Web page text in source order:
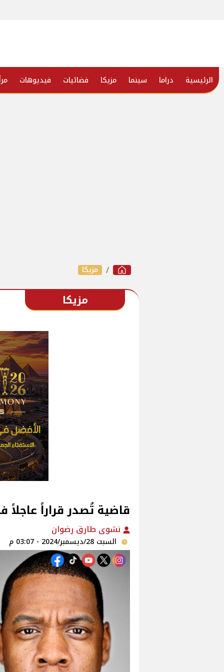
الرئيسية دراما سينما مزيكا فضائيات فيديوهات
مزيكا
مزيكا
قاضية تُصدر قراراً
نشوى طارق رضوان
السبت 28/ديسمبر/2024 - 03:07 م